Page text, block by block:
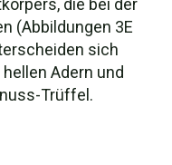
die bei der
(Abbildungen 3E
sich
Adern und
Trüffel.